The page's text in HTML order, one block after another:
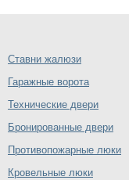
Ставни жалюзи
Гаражные ворота
Технические двери
Бронированные двери
Противопожарные люки
Кровельные люки